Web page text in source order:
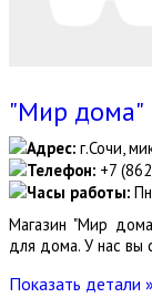
"Мир дома"
Адрес: г.Сочи,
Телефон: +7
Часы работы:
Магазин "Мир
для дома. У нас вы
Показать детали »